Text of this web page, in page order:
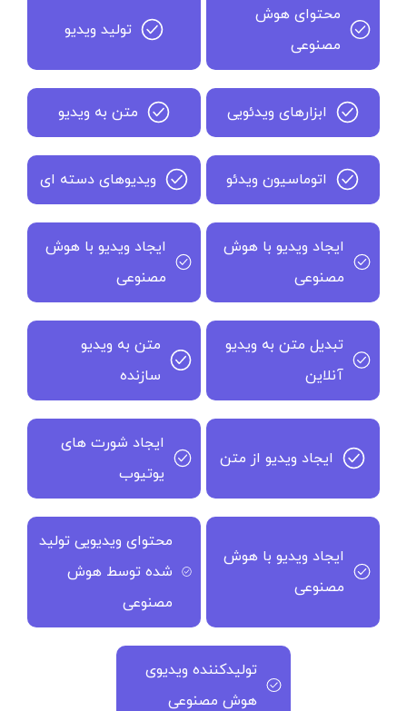
محتوای هوش
مصنوعی
تولید ویدیو
ابزارهای ویدئویی متن به ویدیو
اتوماسیون ویدئو ویدیوهای دسته ای
ایجاد ویدیو با هوش
مصنوعی
ایجاد ویدیو با هوش
مصنوعی
تبدیل متن به ویدیو
آنلاین
متن به ویدیو
سازنده
ایجاد ویدیو از متن
ایجاد شورت های
یوتیوب
ایجاد ویدیو با هوش
مصنوعی
محتوای ویدیویی تولید
شده توسط هوش
مصنوعی
تولیدکننده ویدیوی
هوش مصنوعی